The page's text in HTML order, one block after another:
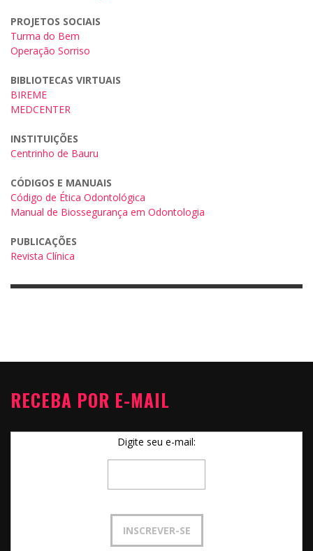
PROJETOS SOCIAIS
Turma do Bem
Operação Sorriso
BIBLIOTECAS VIRTUAIS
BIREME
MEDCENTER
INSTITUIÇÕES
Centrinho de Bauru
CÓDIGOS E MANUAIS
Código de Ética Odontológica
Manual de Biossegurança em Odontologia
PUBLICAÇÕES
Revista Clínica
RECEBA POR E-MAIL
Digite seu e-mail: